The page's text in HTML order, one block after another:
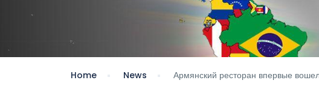
Home News Армянский ресторан впервые